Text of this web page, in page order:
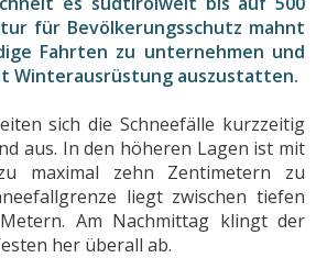
für Bevölkerungsschutz mahnt
Fahrten zu unternehmen und
Winterausrüstung auszustatten.
sich die Schneefälle kurzzeitig
aus. In den höheren Lagen ist mit
maximal zehn Zentimetern zu
liegt zwischen tiefen
Am Nachmittag klingt der
her überall ab.